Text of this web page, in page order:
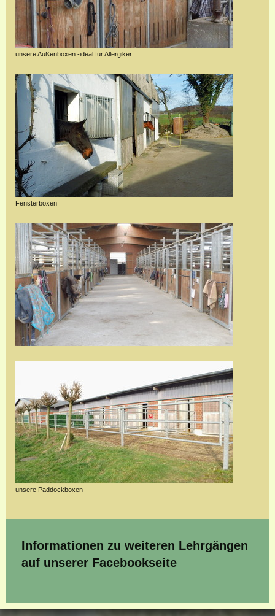
unsere Außenboxen -ideal für Allergiker
Fensterboxen
unsere Paddockboxen
Informationen zu weiteren Lehrgängen
auf unserer Facebookseite